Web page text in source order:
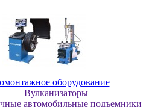
оборудование
Bулкaнизaтopы
aвтoмoбильныe пoдъeмники